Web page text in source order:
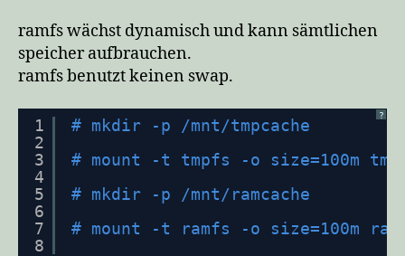
ramfs wächst dynamisch und kann sämtlichen
speicher aufbrauchen.
ramfs benutzt keinen swap.
?
1
2
3
4
5
6
7
8
# mkdir -p /mnt/tmpcache
# mount -t tmpfs -o size=100m
# mkdir -p /mnt/ramcache
# mount -t ramfs -o size=100m